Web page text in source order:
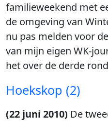
familieweekend met
de omgeving van
nu pas melden voor
van mijn eigen WK-
het over de derde
Hoekskop (2)
(22 juni 2010) De